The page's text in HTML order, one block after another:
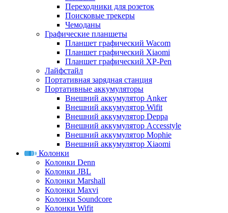
Переходники для розеток
Поисковые трекеры
Чемоданы
Графические планшеты
Планшет графический Wacom
Планшет графический Xiaomi
Планшет графический XP-Pen
Лайфстайл
Портативная зарядная станция
Портативные аккумуляторы
Внешний аккумулятор Anker
Внешний аккумулятор Wifit
Внешний аккумулятор Deppa
Внешний аккумулятор Accesstyle
Внешний аккумулятор Mophie
Внешний аккумулятор Xiaomi
Колонки
Колонки Denn
Колонки JBL
Колонки Marshall
Колонки Maxvi
Колонки Soundcore
Колонки Wifit